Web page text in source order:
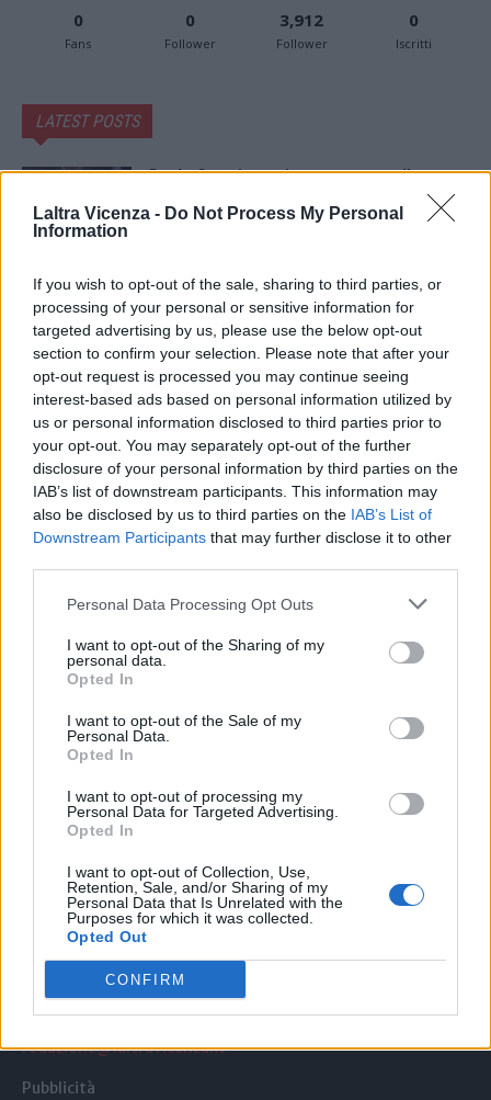
Laltra Vicenza - Do Not Process My Personal
Information
If you wish to opt-out of the sale, sharing to third parties, or
processing of your personal or sensitive information for
targeted advertising by us, please use the below opt-out
section to confirm your selection. Please note that after your
opt-out request is processed you may continue seeing
interest-based ads based on personal information utilized by
us or personal information disclosed to third parties prior to
your opt-out. You may separately opt-out of the further
disclosure of your personal information by third parties on the
IAB’s list of downstream participants. This information may
also be disclosed by us to third parties on the IAB’s List of
Downstream Participants that may further disclose it to other
Personal Data Processing Opt Outs
I want to opt-out of the Sharing of my
personal data.
Opted In
I want to opt-out of the Sale of my
Personal Data.
Opted In
I want to opt-out of processing my
Personal Data for Targeted Advertising.
Opted In
I want to opt-out of Collection, Use,
Retention, Sale, and/or Sharing of my
Personal Data that Is Unrelated with the
Purposes for which it was collected.
Opted Out
CONFIRM
0
Fans
0
Follower
3,912
Follower
0
Iscritti
LATEST POSTS
Paolo Gnutti premiato come eccellenza
Scledum film festival
Berici in Festival 2026: a Lonigo “Little
Italy, sulla strada del sogno”
5 Agosto 2026
“Teatro in casa”: il 5 agosto il primo
spettacolo a Marano Vicentino con Maria
Celeste Carobene
4 Agosto 2026
Salotti Urbani 2026 al Bixio di Vicenza:
agosto inizia con libri, poesie e musica
3 Agosto 2026
Vicenza, Gallerie d’Italia aperta e gratis
domenica 2 agosto
1 Agosto 2026
tragedia jazz “Così parlò Giosuè” di Artisti
Anonimi
Quotidiano web del bello e sul buono di Vicenza e dintorni
redazione@laltravicenza.it
Pubblicità